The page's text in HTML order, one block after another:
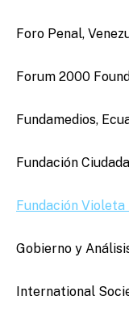
Foro Penal,
Forum 2000
Fundamedios,
Fundación
Fundación
Gobierno y
International